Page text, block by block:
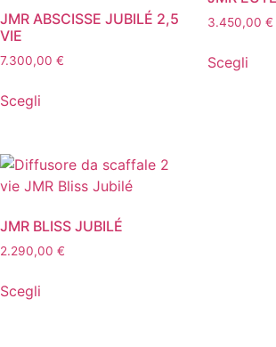
JMR ABSCISSE JUBILÉ 2,5
VIE
7.300,00 €
Scegli
varianti.
Le
possono
essere
3.450,00 €
Scegli
JMR BLISS JUBILÉ
2.290,00 €
Scegli